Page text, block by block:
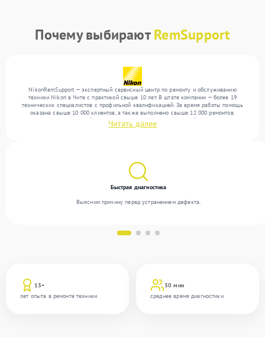
Почему выбираютRemSupport
NikonRemSupport — экспертный сервисный центр по ремонту и обслуживанию
техники Nikon в Чите с практикой свыше 10 лет. В штате компании — более 19
технических специалистов с профильной квалификацией. За время работы помощь
оказана свыше 10 000 клиентов, а также выполнено свыше 12 000 ремонтов.
Ежемесячно в сервисный центр поступает более 300 обращений, включая , , . Мы
работаем с широким спектром неисправностей и предлагаем стабильный уровень
Читать далее
13+
лет опыта в ремонте техники
30 мин
среднее время диагностики
Быстрая диагностика
Выясним причину перед устранением дефекта.